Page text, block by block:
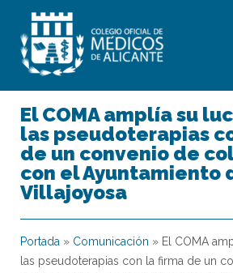
El COMA amplía su
las pseudoterapias
de un convenio de
con el Ayuntamiento
Villajoyosa
Portada » Comunicación » El COMA
las pseudoterapias con la firma de un